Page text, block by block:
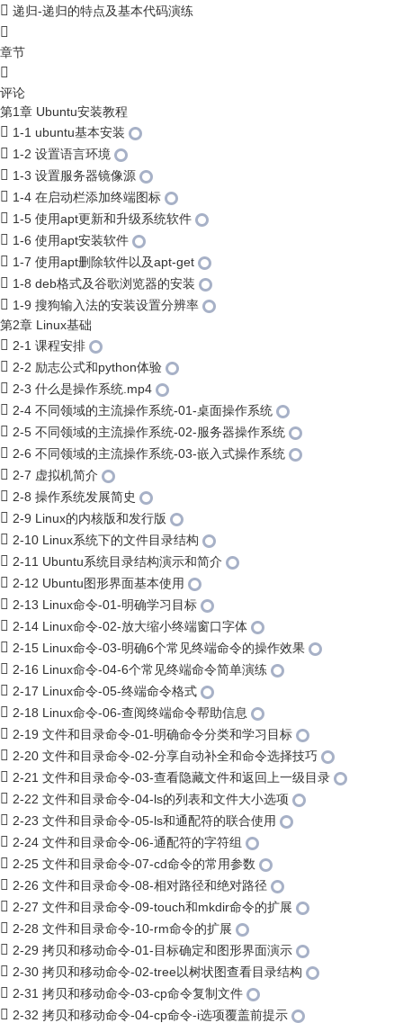
递归-递归的特点及基本代码演练
章节
评论
第1章 Ubuntu安装教程
1-1 ubuntu基本安装
1-2 设置语言环境
1-3 设置服务器镜像源
1-4 在启动栏添加终端图标
1-5 使用apt更新和升级系统软件
1-6 使用apt安装软件
1-7 使用apt删除软件以及apt-get
1-8 deb格式及谷歌浏览器的安装
1-9 搜狗输入法的安装设置分辨率
第2章 Linux基础
2-1 课程安排
2-2 励志公式和python体验
2-3 什么是操作系统.mp4
2-4 不同领域的主流操作系统-01-桌面操作系统
2-5 不同领域的主流操作系统-02-服务器操作系统
2-6 不同领域的主流操作系统-03-嵌入式操作系统
2-7 虚拟机简介
2-8 操作系统发展简史
2-9 Linux的内核版和发行版
2-10 Linux系统下的文件目录结构
2-11 Ubuntu系统目录结构演示和简介
2-12 Ubuntu图形界面基本使用
2-13 Linux命令-01-明确学习目标
2-14 Linux命令-02-放大缩小终端窗口字体
2-15 Linux命令-03-明确6个常见终端命令的操作效果
2-16 Linux命令-04-6个常见终端命令简单演练
2-17 Linux命令-05-终端命令格式
2-18 Linux命令-06-查阅终端命令帮助信息
2-19 文件和目录命令-01-明确命令分类和学习目标
2-20 文件和目录命令-02-分享自动补全和命令选择技巧
2-21 文件和目录命令-03-查看隐藏文件和返回上一级目录
2-22 文件和目录命令-04-ls的列表和文件大小选项
2-23 文件和目录命令-05-ls和通配符的联合使用
2-24 文件和目录命令-06-通配符的字符组
2-25 文件和目录命令-07-cd命令的常用参数
2-26 文件和目录命令-08-相对路径和绝对路径
2-27 文件和目录命令-09-touch和mkdir命令的扩展
2-28 文件和目录命令-10-rm命令的扩展
2-29 拷贝和移动命令-01-目标确定和图形界面演示
2-30 拷贝和移动命令-02-tree以树状图查看目录结构
2-31 拷贝和移动命令-03-cp命令复制文件
2-32 拷贝和移动命令-04-cp命令-i选项覆盖前提示